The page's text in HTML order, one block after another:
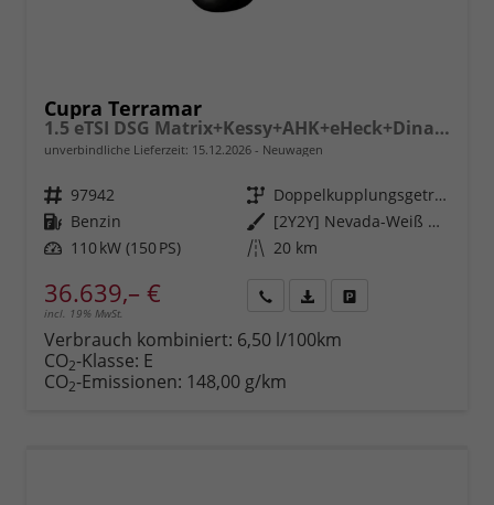
Cupra Terramar
1.5 eTSI DSG Matrix+Kessy+AHK+eHeck+Dinamica+CarPlay+eHeck+GV5
unverbindliche Lieferzeit: 15.12.2026 Neuwagen
Fahrzeugnr. 97942 Getriebe
Doppelkupplungsgetriebe (DSG)
Kraftstoff Benzin Außenfarbe
[2Y2Y] Nevada-Weiß Metallic
Leistung 110 kW (150 PS) Kilometerstand 20 km
36.639,– €
incl. 19% MwSt.
anfordern
Datei,
Verbrauch kombiniert: 6,50 l/100km
CO2-Klasse: E
CO2-Emissionen: 148,00 g/km